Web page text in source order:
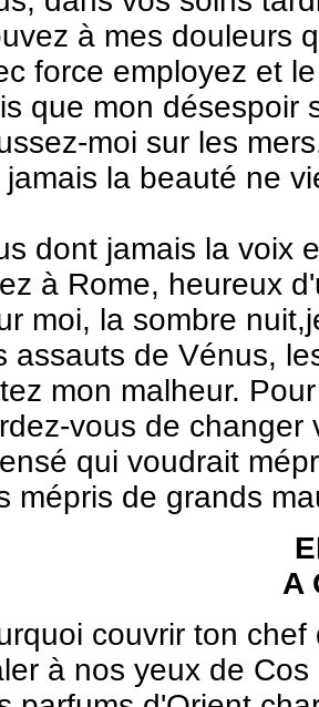
à mes douleurs
force employez et
que mon désespoir
moi sur les
jamais la beauté ne
dont jamais la voix
à Rome, heureux
moi, la sombre
assauts de Vénus,
mon malheur.
vous de changer
qui voudrait
mépris de grands
A
couvrir ton
à nos yeux de